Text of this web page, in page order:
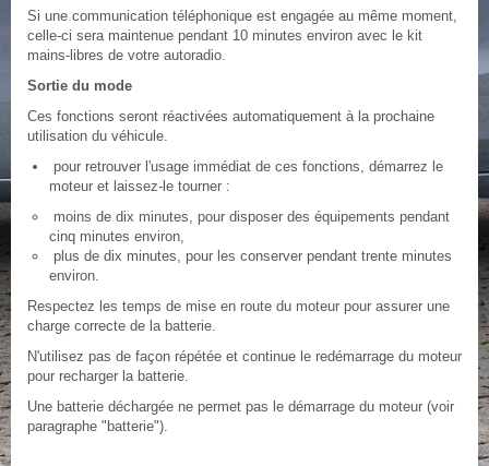
Si une communication téléphonique est engagée au même moment,
celle-ci sera maintenue pendant 10 minutes environ avec le kit
mains-libres de votre autoradio.
Sortie du mode
Ces fonctions seront réactivées automatiquement à la prochaine
utilisation du véhicule.
pour retrouver l'usage immédiat de ces fonctions, démarrez le
moteur et laissez-le tourner :
moins de dix minutes, pour disposer des équipements pendant
cinq minutes environ,
plus de dix minutes, pour les conserver pendant trente minutes
environ.
Respectez les temps de mise en route du moteur pour assurer une
charge correcte de la batterie.
N'utilisez pas de façon répétée et continue le redémarrage du moteur
pour recharger la batterie.
Une batterie déchargée ne permet pas le démarrage du moteur (voir
paragraphe "batterie").